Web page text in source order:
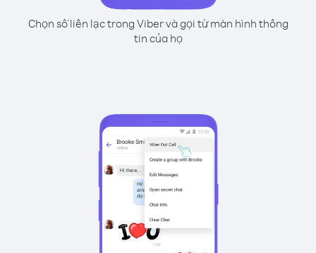
Chọn số liên lạc trong Viber và gọi từ màn hình thông
tin của họ